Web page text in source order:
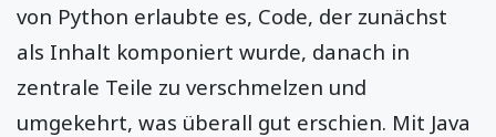
von Python erlaubte es, Code, der zunächst
als Inhalt komponiert wurde, danach in
zentrale Teile zu verschmelzen und
umgekehrt, was überall gut erschien. Mit Java